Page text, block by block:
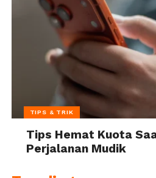
TIPS & TRIK
Tips Hemat Kuota
Perjalanan Mudik